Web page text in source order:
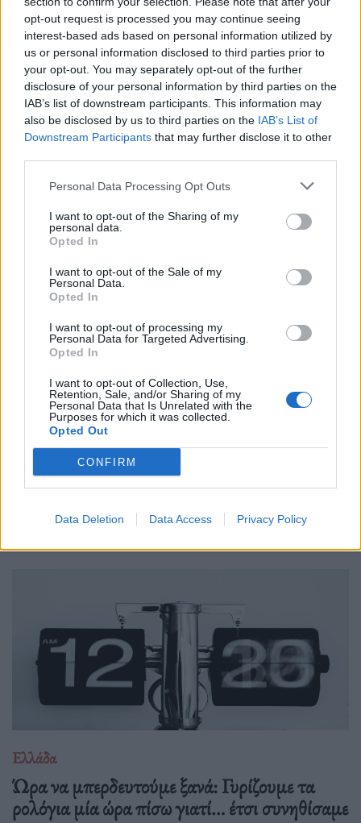
opt-out request is processed you may continue seeing
interest-based ads based on personal information utilized by
us or personal information disclosed to third parties prior to
your opt-out. You may separately opt-out of the further
disclosure of your personal information by third parties on the
IAB’s list of downstream participants. This information may
also be disclosed by us to third parties on the IAB’s List of
Downstream Participants that may further disclose it to other
Personal Data Processing Opt Outs
I want to opt-out of the Sharing of my
personal data.
Opted In
I want to opt-out of the Sale of my
Personal Data.
Opted In
I want to opt-out of processing my
Personal Data for Targeted Advertising.
Opted In
I want to opt-out of Collection, Use,
Retention, Sale, and/or Sharing of my
Personal Data that Is Unrelated with the
Purposes for which it was collected.
Opted Out
CONFIRM
Data Deletion Data Access Privacy Policy
*Πηγή:iEidiseis
στο Google News
Newsroom
Ετικέτες :Αντώνης Λυμπέρης,εκδότης,πέθανε.
Δείτε επίσης
Ελλάδα
Ώρα να μπερδευτούμε ξανά: Γυρίζουμε τα
ρολόγια μία ώρα πίσω γιατί… έτσι συνηθίσαμε